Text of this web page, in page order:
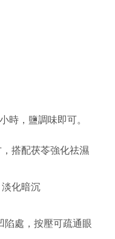
時，鹽調味即可。
搭配茯苓強化祛濕
化暗沉
陷處，按壓可疏通眼